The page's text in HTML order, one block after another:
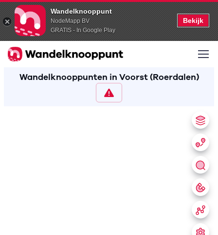
Wandelknooppunt
NodeMapp BV
GRATIS - In Google Play
Bekijk
Wandelknooppunten in Voorst (Roerdalen)